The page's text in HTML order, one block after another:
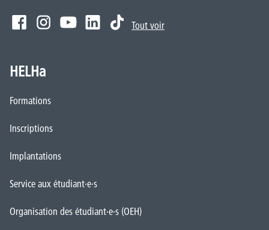
Tout voir
HELHa
Formations
Inscriptions
Implantations
Service aux étudiant·e·s
Organisation des étudiant·e·s (OEH)